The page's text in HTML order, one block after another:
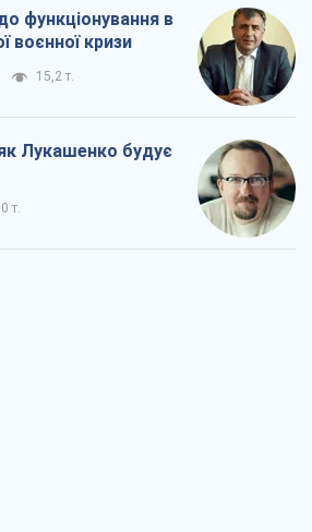
функціонування в
воєнної кризи
15,2 т.
Лукашенко будує
т.